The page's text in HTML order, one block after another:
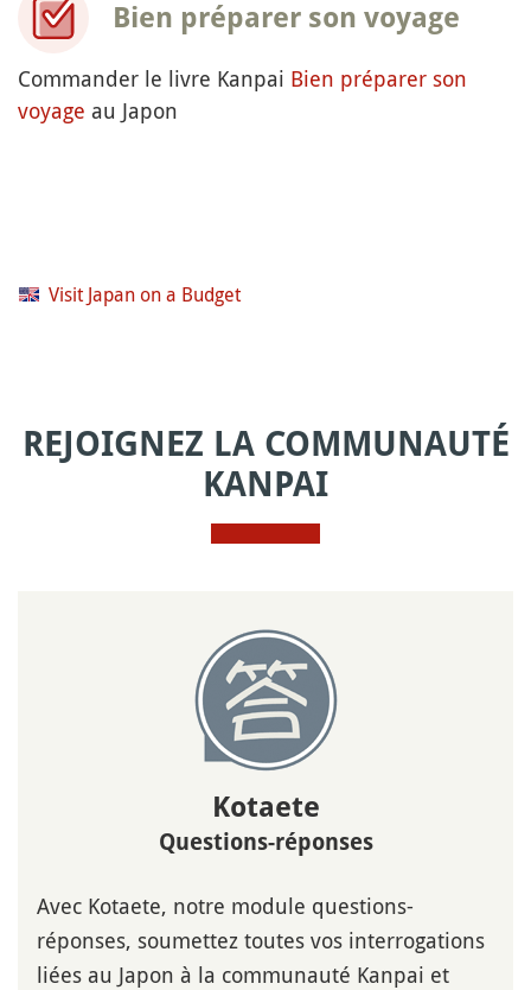
Bien préparer son voyage
Commander le livre Kanpai Bien préparer son
voyage au Japon
Visit Japan on a Budget
REJOIGNEZ LA COMMUNAUTÉ
KANPAI
Kotaete
Questions-réponses
Avec Kotaete, notre module questions-
réponses, soumettez toutes vos interrogations
liées au Japon à la communauté Kanpai et